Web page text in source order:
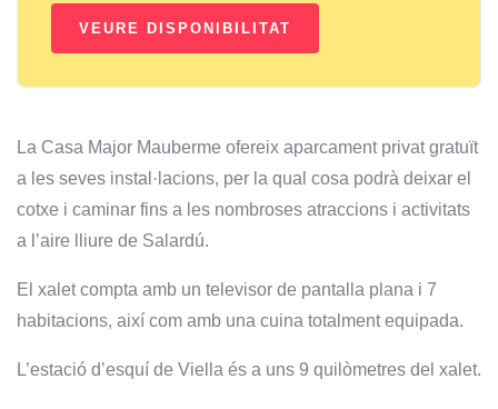
La Casa Major Mauberme ofereix aparcament privat gratuït
a les seves instal·lacions, per la qual cosa podrà deixar el
cotxe i caminar fins a les nombroses atraccions i activitats
a l’aire lliure de Salardú.
El xalet compta amb un televisor de pantalla plana i 7
habitacions, així com amb una cuina totalment equipada.
L’estació d’esquí de Viella és a uns 9 quilòmetres del xalet.